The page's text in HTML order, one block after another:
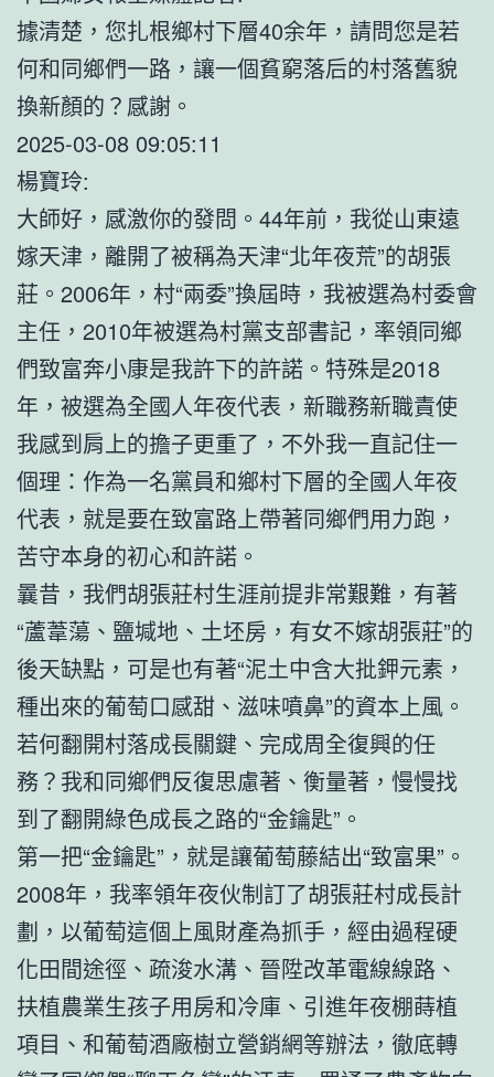
據清楚，您扎根鄉村下層40余年，請問您是若
何和同鄉們一路，讓一個貧窮落后的村落舊貌
換新顏的？感謝。
2025-03-08 09:05:11
楊寶玲:
大師好，感激你的發問。44年前，我從山東遠
嫁天津，離開了被稱為天津“北年夜荒”的胡張
莊。2006年，村“兩委”換屆時，我被選為村委會
主任，2010年被選為村黨支部書記，率領同鄉
們致富奔小康是我許下的許諾。特殊是2018
年，被選為全國人年夜代表，新職務新職責使
我感到肩上的擔子更重了，不外我一直記住一
個理：作為一名黨員和鄉村下層的全國人年夜
代表，就是要在致富路上帶著同鄉們用力跑，
苦守本身的初心和許諾。
曩昔，我們胡張莊村生涯前提非常艱難，有著
“蘆葦蕩、鹽堿地、土坯房，有女不嫁胡張莊”的
後天缺點，可是也有著“泥土中含大批鉀元素，
種出來的葡萄口感甜、滋味噴鼻”的資本上風。
若何翻開村落成長關鍵、完成周全復興的任
務？我和同鄉們反復思慮著、衡量著，慢慢找
到了翻開綠色成長之路的“金鑰匙”。
第一把“金鑰匙”，就是讓葡萄藤結出“致富果”。
2008年，我率領年夜伙制訂了胡張莊村成長計
劃，以葡萄這個上風財產為抓手，經由過程硬
化田間途徑、疏浚水溝、晉陞改革電線線路、
扶植農業生孩子用房和冷庫、引進年夜棚蒔植
項目、和葡萄酒廠樹立營銷網等辦法，徹底轉